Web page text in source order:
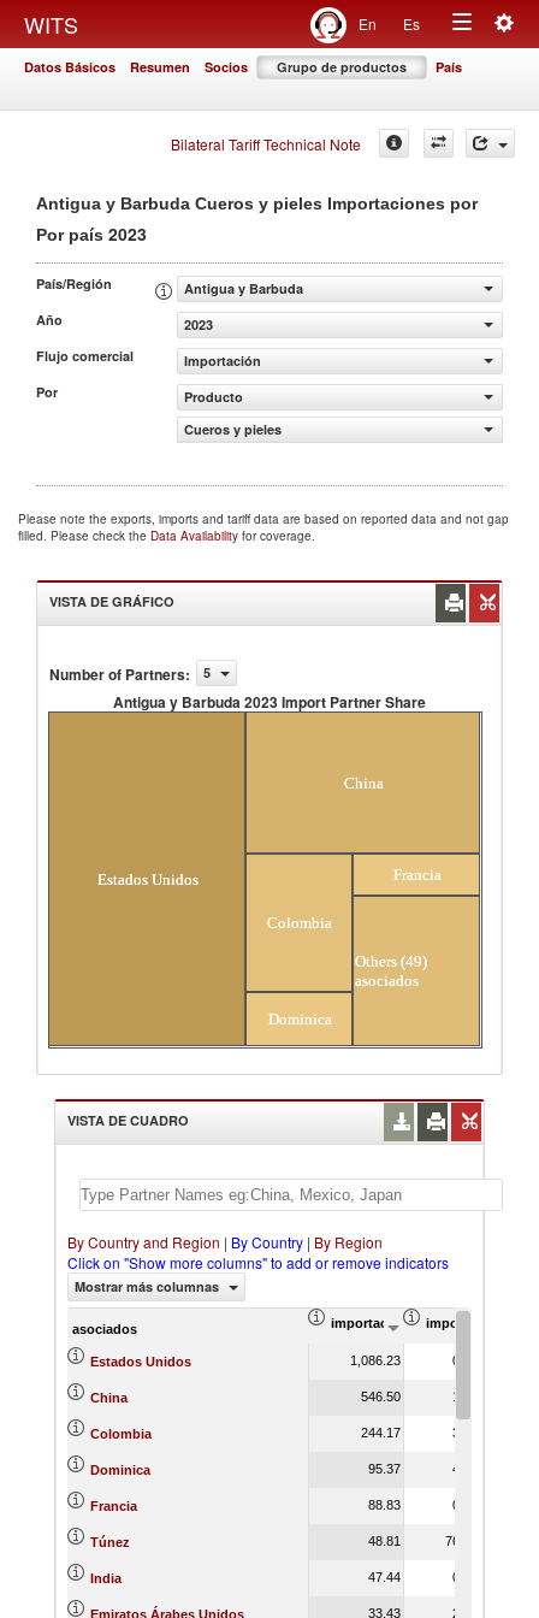
WITS En Es
Toggle
Datos Básicos Resumen Socios Grupo de productos País
Bilateral Tariff Technical Note
Antigua y Barbuda Cueros y pieles Importaciones por
Por país 2023
País/Región
Antigua y Barbuda
Año
2023
Flujo comercial
Importación
Por
Producto
Cueros y pieles
Please note the exports, imports and tariff data are based on reported data and not gap
filled. Please check the Data Availability for coverage.
VISTA DE GRÁFICO
Number of Partners: 5
Antigua y Barbuda 2023 Import Partner Share
Estados Unidos
China
Colombia
Dominica
Francia
Others (49)
asociados
VISTA DE CUADRO
By Country and Region | By Country | By Region
Click on "Show more columns" to add or remove indicators
Mostrar más columnas
asociados importación Valor del comercio
importación
Estados Unidos 1,086.23 0.32
China 546.50 1.97
Colombia 244.17 3.46
Dominica 95.37 4.88
Francia 88.83 0.90
Túnez 48.81 76.18
India 47.44 0.29
Emiratos Árabes Unidos 33.43 2.17